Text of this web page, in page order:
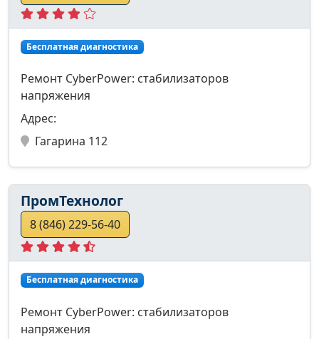
Бесплатная диагностика
Ремонт CyberPower: стабилизаторов
напряжения
Адрес:
Гагарина 112
ПромТехнолог
8 (846) 229-56-40
Бесплатная диагностика
Ремонт CyberPower: стабилизаторов
напряжения